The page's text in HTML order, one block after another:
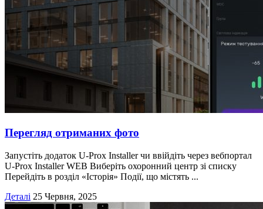
Перегляд отриманих фото
Запустіть додаток U-Prox Installer чи ввійдіть через вебпортал
U-Prox Installer WEB Виберіть охоронний центр зі списку
Перейдіть в розділ «Історія» Події, що містять ...
Деталі 25 Червня, 2025